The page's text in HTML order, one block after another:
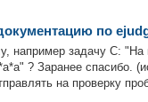
по
например задачу C:
? Заранее
на проверку